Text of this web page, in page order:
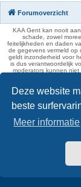
Deze website
beste
Meer informatie
Forumoverzicht
KAA Gent kan nooit
schade, zowel
feitelijkheden en daden
de gegevens vermeld op
geldt inzonderheid voor
is dus verantwoordelijk
moderators kunnen